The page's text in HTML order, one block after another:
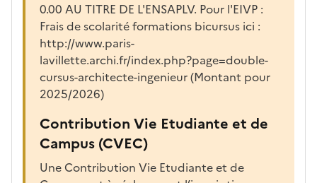
0.00 AU TITRE DE L'ENSAPLV. Pour l'EIVP :
Frais de scolarité formations bicursus ici :
http://www.paris-
lavillette.archi.fr/index.php?page=double-
cursus-architecte-ingenieur (Montant pour
2025/2026)
Contribution Vie Etudiante et de
Campus (CVEC)
Une Contribution Vie Etudiante et de